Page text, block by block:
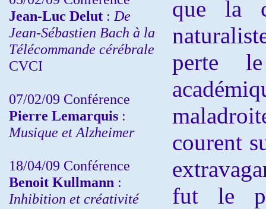
Jean-Luc Delut : De
Jean-Sébastien Bach à la
Télécommande cérébrale
CVCI
07/02/09 Conférence
Pierre Lemarquis :
Musique et Alzheimer
18/04/09 Conférence
Benoit Kullmann :
Inhibition et créativité
que la
perte
courent
fut le